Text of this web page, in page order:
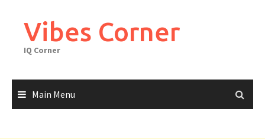
contentVibes Corner
IQ Corner
Main Menu